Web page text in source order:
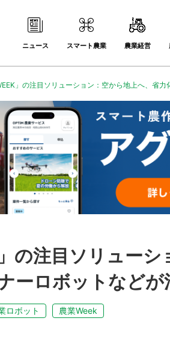
ニュース スマート農業 農業経営
」の注目ソリューション：空から地上へ、省
の注目ソリュー
ーロボットなどが
ロボット 農業Week